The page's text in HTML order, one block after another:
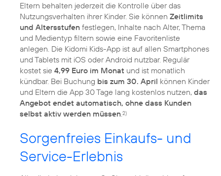
Eltern behalten jederzeit die Kontrolle über das
Nutzungsverhalten ihrer Kinder. Sie können Zeitlimits
und Altersstufen festlegen, Inhalte nach Alter, Thema
und Medientyp filtern sowie eine Favoritenliste
anlegen. Die Kidomi Kids-App ist auf allen Smartphones
und Tablets mit iOS oder Android nutzbar. Regulär
kostet sie 4,99 Euro im Monat und ist monatlich
kündbar. Bei Buchung bis zum 30. April können Kinder
und Eltern die App 30 Tage lang kostenlos nutzen, das
Angebot endet automatisch, ohne dass Kunden
selbst aktiv werden müssen.2)
Sorgenfreies Einkaufs- und
Service-Erlebnis